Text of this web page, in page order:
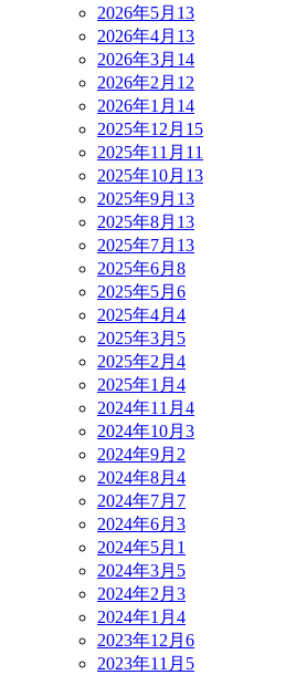
2026年5月 13
2026年4月 13
2026年3月 14
2026年2月 12
2026年1月 14
2025年12月 15
2025年11月 11
2025年10月 13
2025年9月 13
2025年8月 13
2025年7月 13
2025年6月 8
2025年5月 6
2025年4月 4
2025年3月 5
2025年2月 4
2025年1月 4
2024年11月 4
2024年10月 3
2024年9月 2
2024年8月 4
2024年7月 7
2024年6月 3
2024年5月 1
2024年3月 5
2024年2月 3
2024年1月 4
2023年12月 6
2023年11月 5